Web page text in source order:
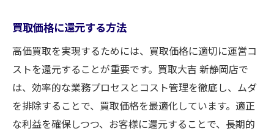
買取価格に還元する方法
高価買取を実現するためには、買取価格に適切に運営コ
ストを還元することが重要です。買取大吉 新静岡店で
は、効率的な業務プロセスとコスト管理を徹底し、ムダ
を排除することで、買取価格を最適化しています。適正
な利益を確保しつつ、お客様に還元することで、長期的